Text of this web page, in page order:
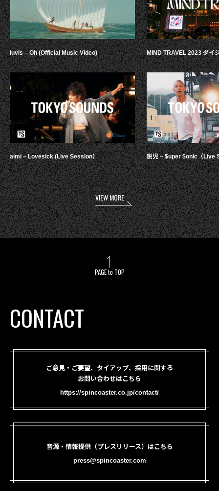
luvis – Oh (Official Music Video)
aimi – Lovesick (Live Session）
MIND TRAVEL 2023 ダイ
鋭児 – $uper $onic（Live
VIEW MORE
PAGE to TOP
CONTACT
ご意見・ご要望、タイアップ、採用に関する
お問い合わせはこちら
https://spincoaster.co.jp/contact/
音源・情報提供（プレスリリース）はこちら
press@spincoaster.com